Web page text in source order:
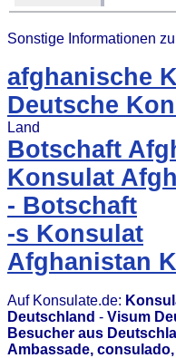
Sonstige Informationen
afghanische
Deutsche
Land
Botschaft
Konsulat
- Botschaft
-s Konsulat
Afghanistan
Auf Konsulate.de:
Deutschland - Visum
Besucher aus
Ambassade,